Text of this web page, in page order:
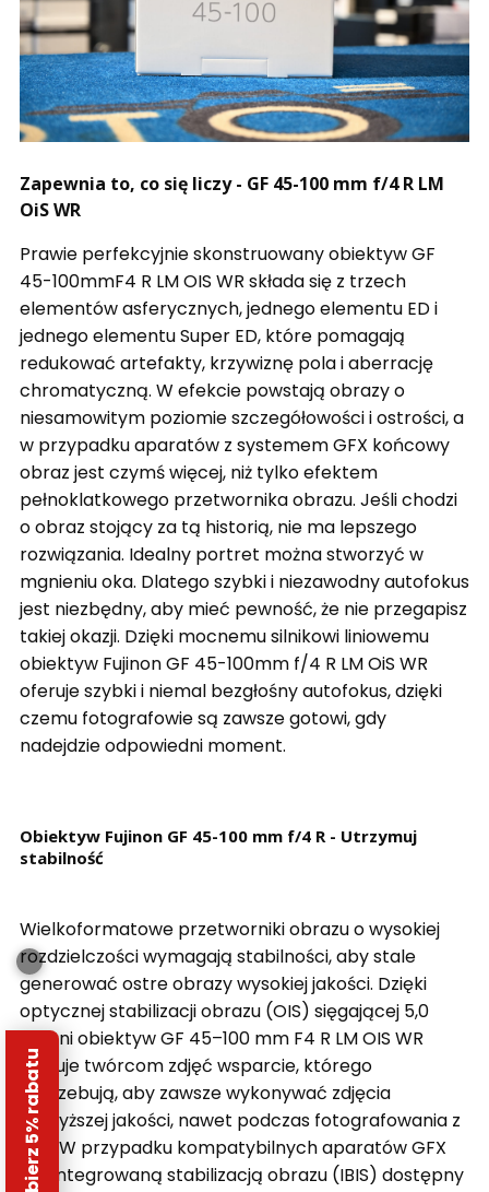
Zapewnia to, co się liczy - GF 45-100 mm f/4 R LM
OiS WR
Prawie perfekcyjnie skonstruowany obiektyw GF
45-100mmF4 R LM OIS WR składa się z trzech
elementów asferycznych, jednego elementu ED i
jednego elementu Super ED, które pomagają
redukować artefakty, krzywiznę pola i aberrację
chromatyczną. W efekcie powstają obrazy o
niesamowitym poziomie szczegółowości i ostrości, a
w przypadku aparatów z systemem GFX końcowy
obraz jest czymś więcej, niż tylko efektem
pełnoklatkowego przetwornika obrazu. Jeśli chodzi
o obraz stojący za tą historią, nie ma lepszego
rozwiązania. Idealny portret można stworzyć w
mgnieniu oka. Dlatego szybki i niezawodny autofokus
jest niezbędny, aby mieć pewność, że nie przegapisz
takiej okazji. Dzięki mocnemu silnikowi liniowemu
obiektyw Fujinon GF 45-100mm f/4 R LM OiS WR
oferuje szybki i niemal bezgłośny autofokus, dzięki
czemu fotografowie są zawsze gotowi, gdy
nadejdzie odpowiedni moment.
Obiektyw Fujinon GF 45-100 mm f/4 R - Utrzymuj
stabilność
Wielkoformatowe przetworniki obrazu o wysokiej
rozdzielczości wymagają stabilności, aby stale
generować ostre obrazy wysokiej jakości. Dzięki
optycznej stabilizacji obrazu (OIS) sięgającej 5,0
stopni obiektyw GF 45–100 mm F4 R LM OIS WR
oferuje twórcom zdjęć wsparcie, którego
potrzebują, aby zawsze wykonywać zdjęcia
najwyższej jakości, nawet podczas fotografowania z
ręki. W przypadku kompatybilnych aparatów GFX
ze zintegrowaną stabilizacją obrazu (IBIS) dostępny
Odbierz 5% rabatu